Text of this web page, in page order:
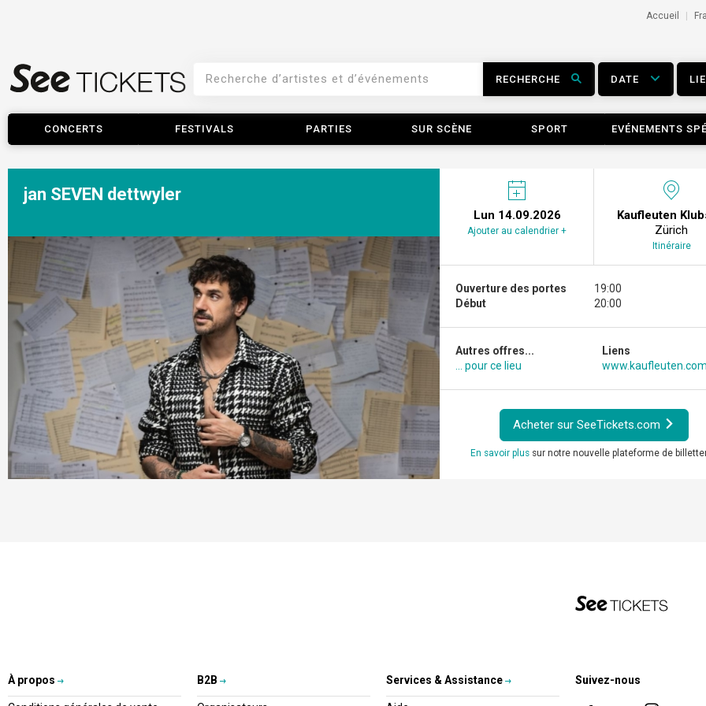
Accueil
RECHERCHE DATE
CONCERTS FESTIVALS PARTIES SUR SCÈNE SPORT EVÉNEMENTS
jan SEVEN dettwyler
Lun 14.09.2026
Ajouter au calendrier +
Kaufleuten
Zürich
Itinéraire
Ouverture des portes
Début
19:00
20:00
Autres offres...
... pour ce lieu
Liens
www.kaufleuten.com
Acheter sur SeeTickets.com
En savoir plus sur notre nouvelle plateforme de
À propos B2B Services & Assistance Suivez-nous